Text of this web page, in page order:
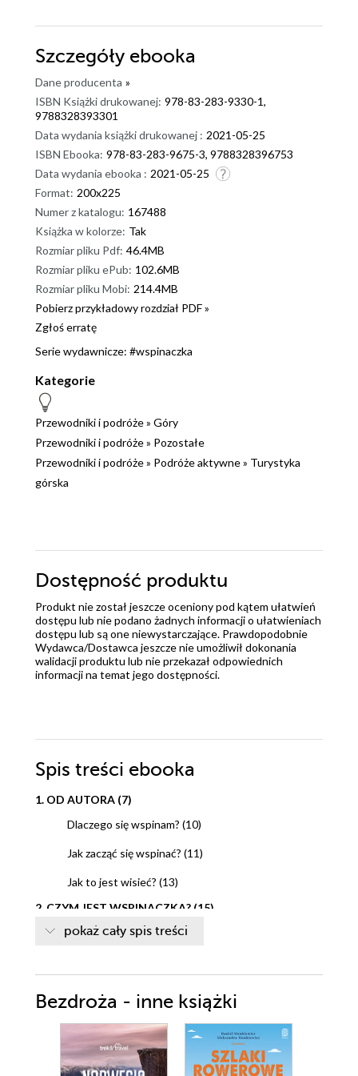
Szczegóły ebooka
Dane producenta »
ISBN Książki drukowanej: 978-83-283-9330-1,
9788328393301
Data wydania książki drukowanej : 2021-05-25
ISBN Ebooka: 978-83-283-9675-3, 9788328396753
Data wydania ebooka : 2021-05-25
Format: 200x225
Numer z katalogu: 167488
Książka w kolorze: Tak
Rozmiar pliku Pdf: 46.4MB
Rozmiar pliku ePub: 102.6MB
Rozmiar pliku Mobi: 214.4MB
Pobierz przykładowy rozdział PDF »
Zgłoś erratę
Serie wydawnicze: #wspinaczka
Kategorie
Przewodniki i podróże» Góry
Przewodniki i podróże» Pozostałe
Przewodniki i podróże» Podróże aktywne» Turystyka
górska
Dostępność produktu
Produkt nie został jeszcze oceniony pod kątem ułatwień
dostępu lub nie podano żadnych informacji o ułatwieniach
dostępu lub są one niewystarczające. Prawdopodobnie
Wydawca/Dostawca jeszcze nie umożliwił dokonania
walidacji produktu lub nie przekazał odpowiednich
informacji na temat jego dostępności.
Spis treści ebooka
1. OD AUTORA (7)
Dlaczego się wspinam? (10)
Jak zacząć się wspinać? (11)
Jak to jest wisieć? (13)
2. CZYM JEST WSPINACZKA? (15)
3. JAK I GDZIE ZACZĄĆ? (19)
Rodzaje wspinaczki (27)
pokaż cały spis treści
Bezdroża - inne książki